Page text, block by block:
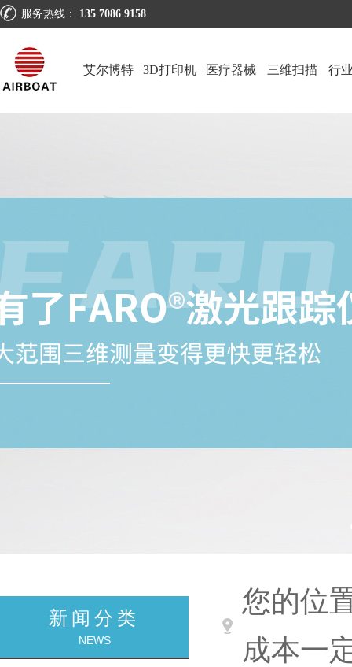
服务热线： 135 7086 9158
艾尔博特 3D打印机 医疗器械 三维扫描 行
新闻分类
NEWS
您的位
成本一